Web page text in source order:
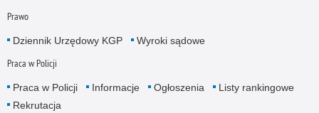
Prawo
Dziennik Urzędowy KGP Wyroki sądowe
Praca w Policji
Praca w Policji Informacje Ogłoszenia
Listy rankingowe
Rekrutacja